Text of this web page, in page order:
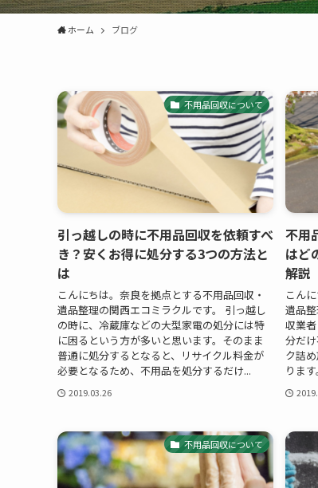
ホーム ブログ
不用品回収について
引っ越しの時に不用品回収を依頼すべ
き？安くお得に処分する3つの方法と
は
こんにちは。奈良を拠点とする不用品回収・
遺品整理の関西エコミラクルです。 引っ越し
の時に、冷蔵庫などの大型家電の処分には特
に困るという方が多いと思います。そのまま
普通に処分するとなると、リサイクル料金が
必要となるため、不用品を処分するだけ...
2019.03.26
不用
はど
解説
こん
遺品
収業
分だ
ク詰
りま
不用品回収について